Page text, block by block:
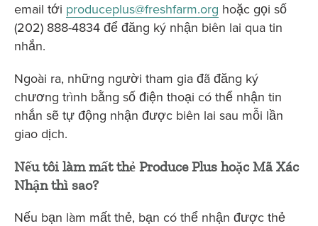
email tới produceplus@freshfarm.org hoặc gọi số
(202) 888-4834 để đăng ký nhận biên lai qua tin
nhắn.
Ngoài ra, những người tham gia đã đăng ký
chương trình bằng số điện thoại có thể nhận tin
nhắn sẽ tự động nhận được biên lai sau mỗi lần
giao dịch.
Nếu tôi làm mất thẻ Produce Plus hoặc Mã Xác
Nhận thì sao?
Nếu bạn làm mất thẻ, bạn có thể nhận được thẻ